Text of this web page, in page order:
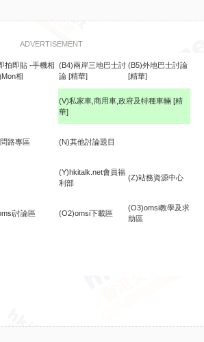
ADVERTISEMENT
拍即貼 -手機相
相
(B4)兩岸三地巴士討
論 [精華]
(B5)外地巴士討論
[精華]
(V)私家車,商用車,政府及特種車輛 [精
華]
路專區 (N)其他討論題目
(Y)hkitalk.net會員福
利部
(Z)站務資源中心
討論區 (O2)omsi下載區
(O3)omsi教學及求
助區